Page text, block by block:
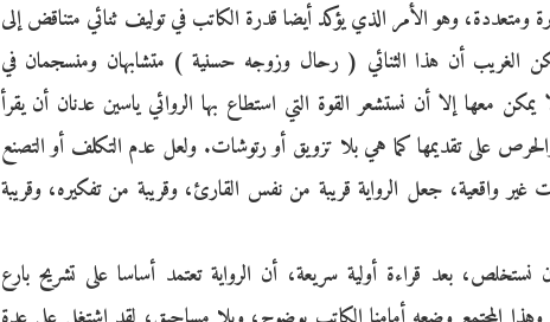
ومتعددة، وهو الأمر الذي يؤكد أيضا قدرة الكاتب في توليف ثنائي متناقض إلى
الغريب أن هذا الثنائي ( رحال وزوجه حسنية ) متشابهان ومنسجمان في
معها إلا أن نستشعر القوة التي استطاع بها الروائي ياسين عدنان أن يقرأ
على تقديمها كما هي بلا تزويق أو رتوشات. ولعل عدم التكلف أو التصنع
واقعية، جعل الرواية قريبة من نفس القارئ، وقريبة من تفكيره، وقريبة
نستخلص، بعد قراءة أولية سريعة، أن الرواية تعتمد أساسا على تشريح بارع